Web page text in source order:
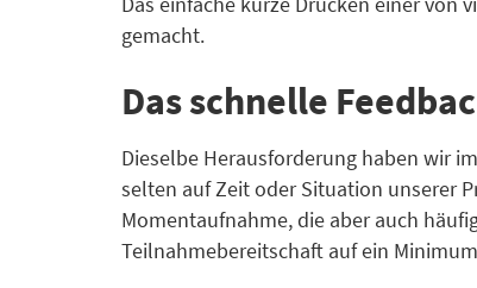
gemacht.
Das schnelle
Dieselbe Herausforderung haben wir
selten auf Zeit oder Situation unserer
Momentaufnahme, die aber auch
Teilnahmebereitschaft auf ein